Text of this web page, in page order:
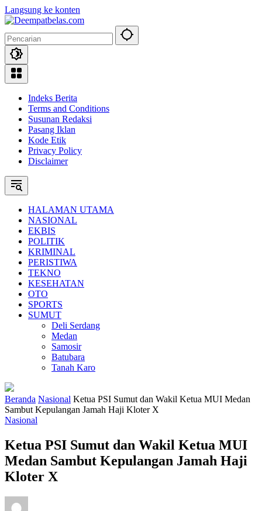
Langsung ke konten
Indeks Berita
Terms and Conditions
Susunan Redaksi
Pasang Iklan
Kode Etik
Privacy Policy
Disclaimer
HALAMAN UTAMA
NASIONAL
EKBIS
POLITIK
KRIMINAL
PERISTIWA
TEKNO
KESEHATAN
OTO
SPORTS
SUMUT
Deli Serdang
Medan
Samosir
Batubara
Tanah Karo
Beranda Nasional Ketua PSI Sumut dan Wakil Ketua MUI Medan
Sambut Kepulangan Jamah Haji Kloter X
Nasional
Ketua PSI Sumut dan Wakil Ketua MUI
Medan Sambut Kepulangan Jamah Haji
Kloter X